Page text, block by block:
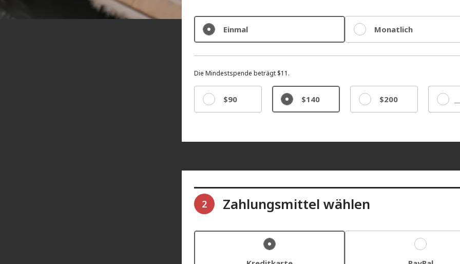
Einmal Monatlich
Die Mindestspende beträgt $11.
$90 $140 $200
2 Zahlungsmittel wählen